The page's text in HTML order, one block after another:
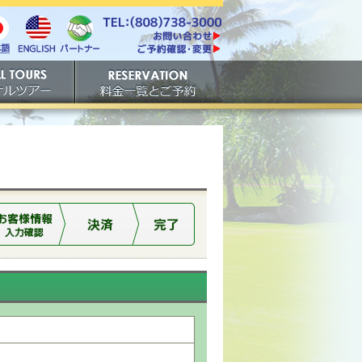
English パート
電話番号は808-738-
3000。ファックスは808-
738-3001。
https://www.tachibana.com/contact/
ご予約確認・変更
ご予約